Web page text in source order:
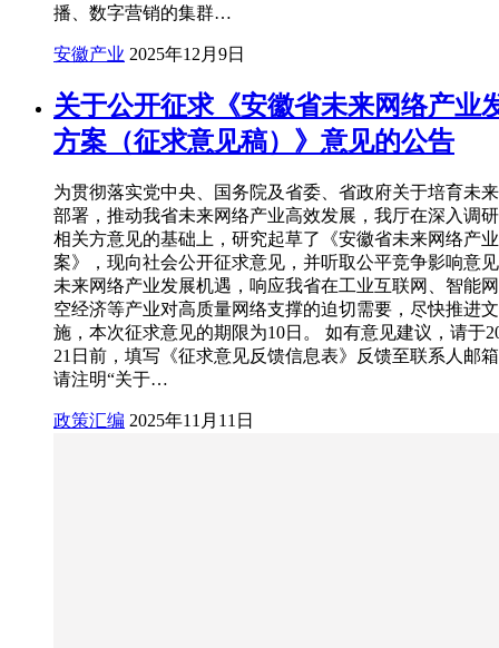
播、数字营销的集群…
安徽产业 2025年12月9日
关于公开征求《安徽省未来网络产业
方案（征求意见稿）》意见的公告
为贯彻落实党中央、国务院及省委、省政府关于培育未
部署，推动我省未来网络产业高效发展，我厅在深入调
相关方意见的基础上，研究起草了《安徽省未来网络产
案》，现向社会公开征求意见，并听取公平竞争影响意
未来网络产业发展机遇，响应我省在工业互联网、智能
空经济等产业对高质量网络支撑的迫切需要，尽快推进
施，本次征求意见的期限为10日。 如有意见建议，请于
21日前，填写《征求意见反馈信息表》反馈至联系人邮
请注明“关于…
政策汇编 2025年11月11日